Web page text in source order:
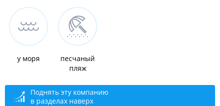
у моря
песчаный
пляж
Поднять эту компанию
в разделах наверх